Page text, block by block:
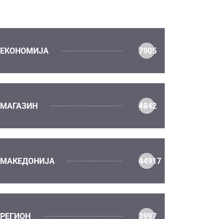
ЕКОНОМИЈА 7905
МАГАЗИН 4842
МАКЕДОНИЈА 44917
РЕГИОН 3997